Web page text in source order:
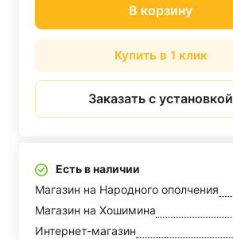
В корзину
Купить в 1 клик
Заказать с установкой
Есть в наличии
Магазин на Народного ополчения
Магазин на Хошимина
Интернет-магазин